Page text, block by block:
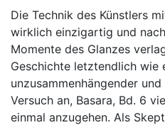
Die Technik des Künstlers
wirklich einzigartig und
Momente des Glanzes
Geschichte letztendlich wie
unzusammenhängender
Versuch an, Basara, Bd. 6
einmal anzugehen. Als